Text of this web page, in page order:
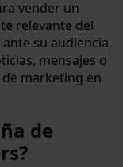
vender un
relevante del
su audiencia,
mensajes o
marketing en
de